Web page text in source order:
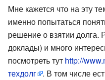
Мне кажется что на эту
именно попытаться
решение о взятии долга.
доклады) и много
посмотреть тут http://
техдолг
. В том числе